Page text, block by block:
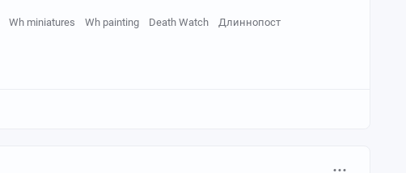
Wh miniatures Wh painting Death Watch Длиннопост